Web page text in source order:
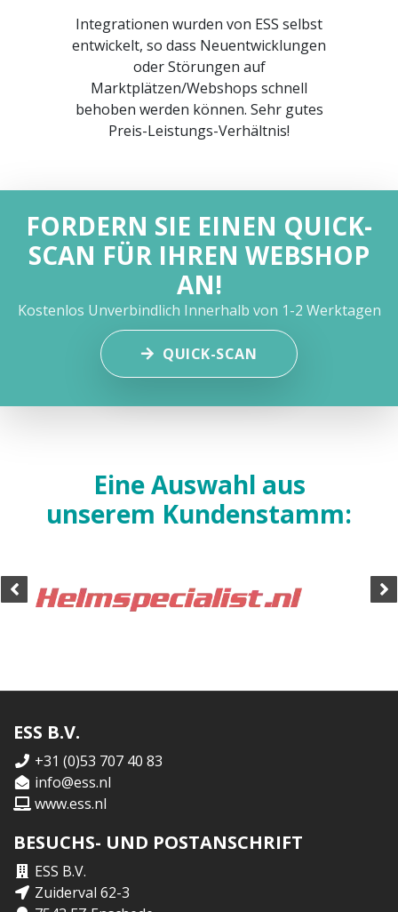
Integrationen wurden von ESS selbst
entwickelt, so dass Neuentwicklungen
oder Störungen auf
Marktplätzen/Webshops schnell
behoben werden können. Sehr gutes
Preis-Leistungs-Verhältnis!
FORDERN SIE EINEN QUICK-
SCAN FÜR IHREN WEBSHOP
AN!
Kostenlos Unverbindlich Innerhalb von 1-2 Werktagen
QUICK-SCAN
Eine Auswahl aus
unserem Kundenstamm:
ESS B.V.
+31 (0)53 707 40 83
info@ess.nl
www.ess.nl
BESUCHS- UND POSTANSCHRIFT
ESS B.V.
Zuiderval 62-3